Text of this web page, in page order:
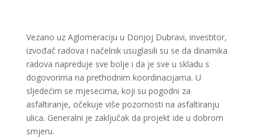
Vezano uz Aglomeraciju u Donjoj Dubravi, investitor,
izvođač radova i načelnik usuglasili su se da dinamika
radova napreduje sve bolje i da je sve u skladu s
dogovorima na prethodnim koordinacijama. U
sljedećim se mjesecima, koji su pogodni za
asfaltiranje, očekuje više pozornosti na asfaltiranju
ulica. Generalni je zaključak da projekt ide u dobrom
smjeru.